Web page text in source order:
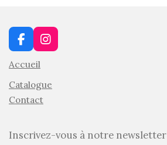
F
a
c
b
o
I
n
a
m
Accueil
Catalogue
Contact
Inscrivez-vous à notre newsletter